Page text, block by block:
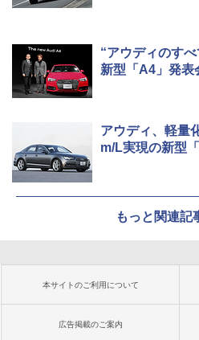
“アウディのすべ
新型「A4」発表
アウディ、軽量
m/L実現の新型「
もっと関連記
本サイトのご利用について
広告掲載のご案内